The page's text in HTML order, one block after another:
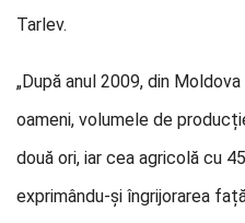
Tarlev.
„După anul 2009, din
oameni, volumele de
două ori, iar cea agricolă cu
exprimându-și îngrijorarea